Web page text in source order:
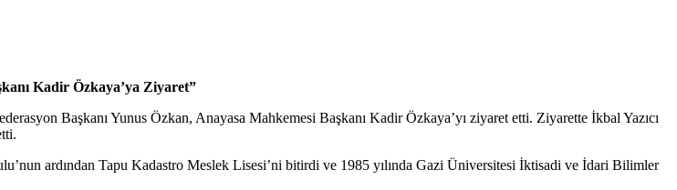
Kadir Özkaya’ya Ziyaret”
Başkanı Yunus Özkan, Anayasa Mahkemesi Başkanı Kadir Özkaya’yı ziyaret etti. Ziyarette İkbal Yazıcı
ardından Tapu Kadastro Meslek Lisesi’ni bitirdi ve 1985 yılında Gazi Üniversitesi İktisadi ve İdari Bilimler